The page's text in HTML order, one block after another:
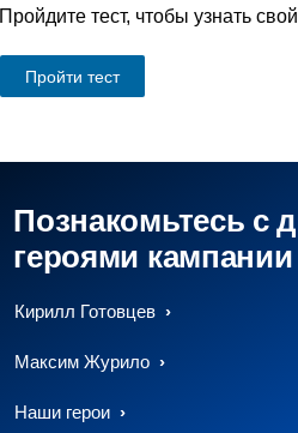
Пройдите тест, чтобы узнать
Пройти тест
Познакомьтесь с
героями кампании
Кирилл Готовцев
Максим Журило
Наши герои